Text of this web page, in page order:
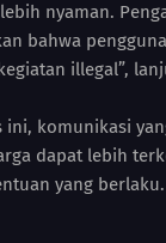
nyaman.
bahwa
illegal”,
ini, komunikasi
dapat lebih
yang